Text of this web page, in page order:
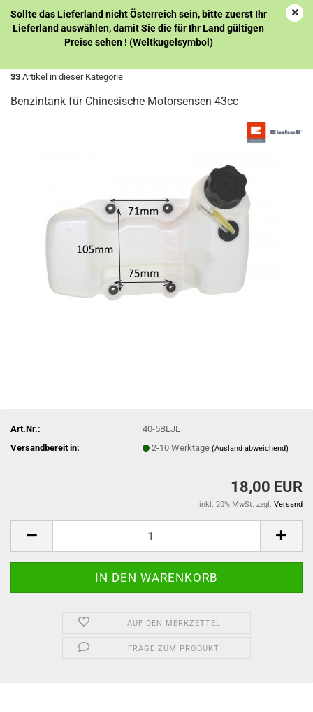
Sollte das Lieferland nicht Österreich sein, bitte zuerst Ihr
Lieferland auswählen, damit Sie die für Ihr Land gültigen
Preise sehen ! (Weltkugelsymbol)
33 Artikel in dieser Kategorie
Benzintank für Chinesische Motorsensen 43cc
Art.Nr.:
40-5BLJL
Versandbereit in:
2-10 Werktage(Ausland abweichend)
18,00 EUR
inkl. 20% MwSt. zzgl. Versand
AUF DEN MERKZETTEL
FRAGE ZUM PRODUKT